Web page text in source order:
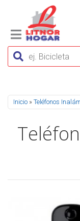
Se encuentra
Inicio » Teléfonos